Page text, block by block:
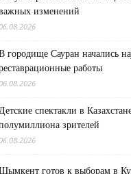
изменений
городище Сауран начались
работы
спектакли в
зрителей
готов к выборам в